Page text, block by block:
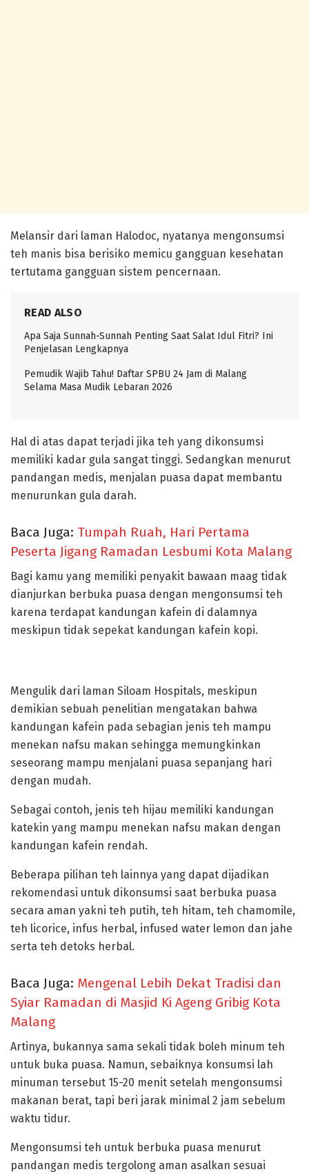
Melansir dari laman Halodoc, nyatanya mengonsumsi
teh manis bisa berisiko memicu gangguan kesehatan
tertutama gangguan sistem pencernaan.
READ ALSO
Apa Saja Sunnah-Sunnah Penting Saat Salat Idul Fitri? Ini
Penjelasan Lengkapnya
Pemudik Wajib Tahu! Daftar SPBU 24 Jam di Malang
Selama Masa Mudik Lebaran 2026
Hal di atas dapat terjadi jika teh yang dikonsumsi
memiliki kadar gula sangat tinggi. Sedangkan menurut
pandangan medis, menjalan puasa dapat membantu
menurunkan gula darah.
Baca Juga: Tumpah Ruah, Hari Pertama
Peserta Jigang Ramadan Lesbumi Kota Malang
Bagi kamu yang memiliki penyakit bawaan maag tidak
dianjurkan berbuka puasa dengan mengonsumsi teh
karena terdapat kandungan kafein di dalamnya
meskipun tidak sepekat kandungan kafein kopi.
Mengulik dari laman Siloam Hospitals, meskipun
demikian sebuah penelitian mengatakan bahwa
kandungan kafein pada sebagian jenis teh mampu
menekan nafsu makan sehingga memungkinkan
seseorang mampu menjalani puasa sepanjang hari
dengan mudah.
Sebagai contoh, jenis teh hijau memiliki kandungan
katekin yang mampu menekan nafsu makan dengan
kandungan kafein rendah.
Beberapa pilihan teh lainnya yang dapat dijadikan
rekomendasi untuk dikonsumsi saat berbuka puasa
secara aman yakni teh putih, teh hitam, teh chamomile,
teh licorice, infus herbal, infused water lemon dan jahe
serta teh detoks herbal.
Baca Juga: Mengenal Lebih Dekat Tradisi dan
Syiar Ramadan di Masjid Ki Ageng Gribig Kota
Malang
Artinya, bukannya sama sekali tidak boleh minum teh
untuk buka puasa. Namun, sebaiknya konsumsi lah
minuman tersebut 15-20 menit setelah mengonsumsi
makanan berat, tapi beri jarak minimal 2 jam sebelum
waktu tidur.
Mengonsumsi teh untuk berbuka puasa menurut
pandangan medis tergolong aman asalkan sesuai